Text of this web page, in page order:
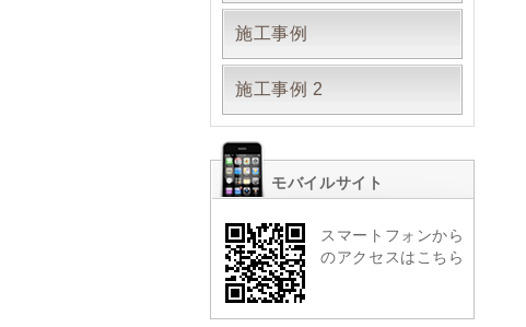
施工事例
施工事例 2
モバイルサイト
スマートフォンから
のアクセスはこちら